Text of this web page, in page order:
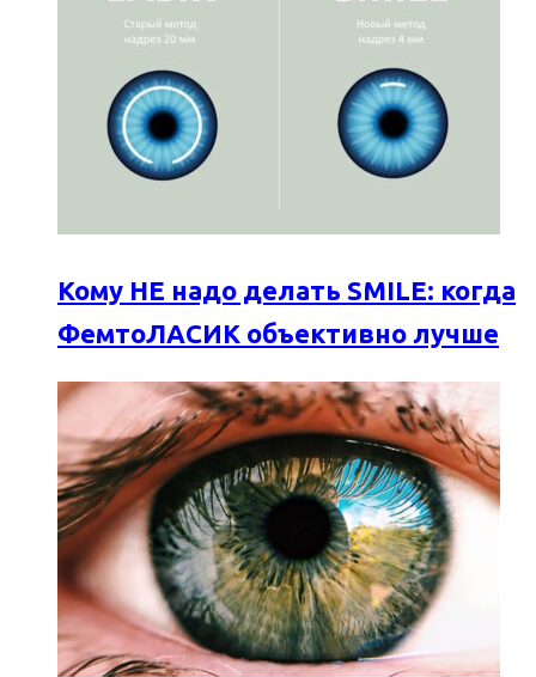
Кому НЕ надо делать SMILE: когда
ФемтоЛАСИК объективно лучше